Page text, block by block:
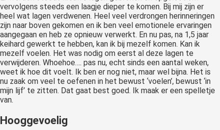
vervolgens steeds een laagje dieper te komen. Bij mij zijn er
heel wat lagen verdwenen. Heel veel verdrongen herinneringen
zijn naar boven gekomen en ik ben veel emotionele ervaringen
aangegaan en heb ze opnieuw verwerkt. En nu pas, na 1,5 jaar
keihard gewerkt te hebben, kan ik bij mezelf komen. Kan ik
mezelf voelen. Het was nodig om eerst al deze lagen te
verwijderen. Whoehoe…. pas nu, echt sinds een aantal weken,
weet ik hoe dit voelt. Ik ben er nog niet, maar wel bijna. Het is
nu zaak om veel te oefenen in het bewust ‘voelen’, bewust ‘in
mijn lijf’ te zitten. Dat gaat best goed. Ik maak er een spelletje
van.
Hooggevoelig